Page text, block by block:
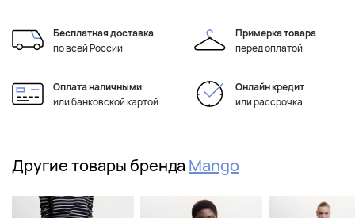
Бесплатная доставка
по всей России
Примерка товара
перед оплатой
Оплата наличными
или банковской картой
Онлайн кредит
или рассрочка
Другие товары бренда Mango